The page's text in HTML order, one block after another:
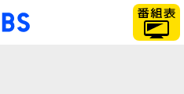
「TBSテレビ」トップ